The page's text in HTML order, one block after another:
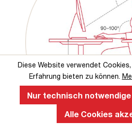
Diese Website verwendet
Erfahrung bieten zu können.
Nur technisch notwendige
Alle Cookies